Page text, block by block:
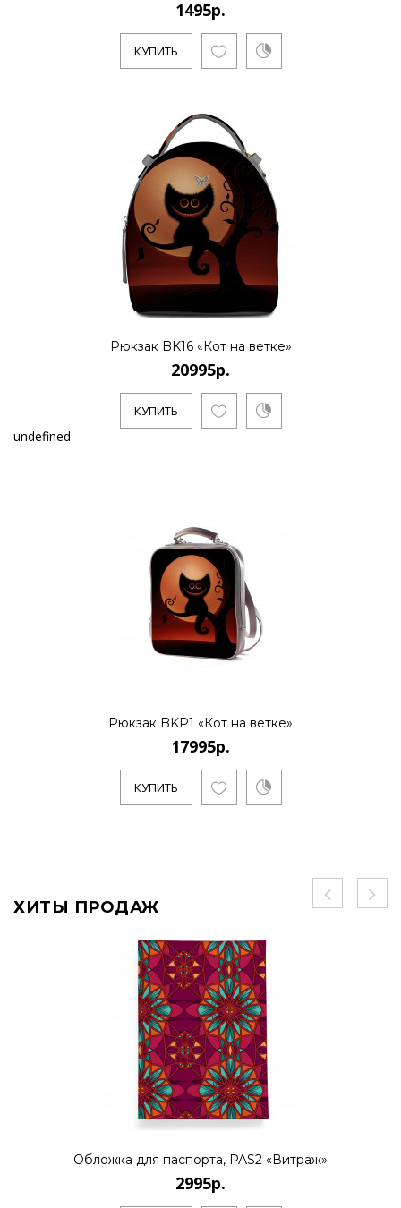
1495р.
КУПИТЬ
Рюкзак BK16 «Кот на ветке»
20995р.
КУПИТЬ
undefined
Рюкзак BKP1 «Кот на ветке»
17995р.
КУПИТЬ
ХИТЫ ПРОДАЖ
Обложка для паспорта, PAS2 «Витраж»
2995р.